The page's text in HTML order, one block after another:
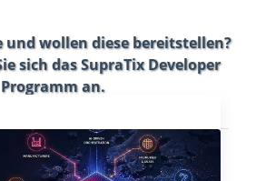
und wollen diese bereitstellen?
sich dasSupraTix Developer
Programman.